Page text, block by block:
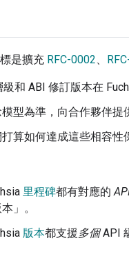
是擴充 RFC-0002、
和 ABI 修訂版本在
型為準，向合作夥伴提
算如何達成這些相容性
里程碑都有對應的
」。
版本都支援多個API